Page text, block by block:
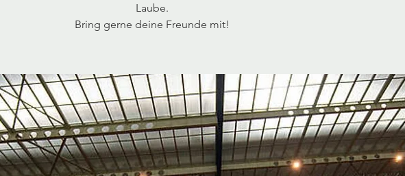
Laube.
Bring gerne deine Freunde mit!